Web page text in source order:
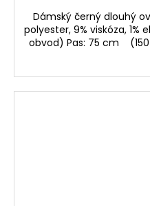
Dámský černý dlouhý
polyester, 9% viskóza,
obvod) Pas: 75 cm (150